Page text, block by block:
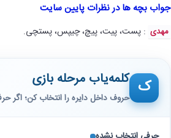
جواب بچه ها در نظرات پایین سایت
مهدی : پست، پیت، پیچ، چیپس، پستچی.
ک کلمه‌یاب مرحله بازی
حروف داخل دایره را انتخاب کن؛ اگر